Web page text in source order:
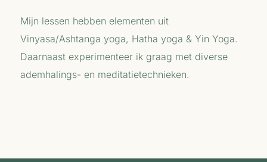
Mijn lessen hebben elementen uit
Vinyasa/Ashtanga yoga, Hatha yoga & Yin Yoga.
Daarnaast experimenteer ik graag met diverse
ademhalings- en meditatietechnieken.